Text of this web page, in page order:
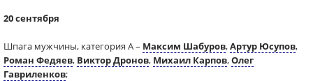
20 сентября
Шпага мужчины, категория А – Максим Шабуров,Артур Юсупов,
Роман Федяев, Виктор Дронов, Михаил Карпов,Олег
Гавриленков;